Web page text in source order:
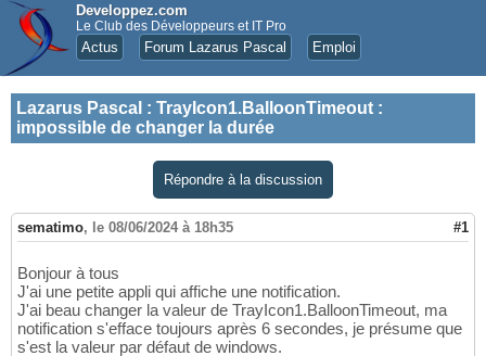
Developpez.com
Le Club des Développeurs et IT Pro
Actus Forum Lazarus Pascal Emploi
Lazarus Pascal : TrayIcon1.BalloonTimeout :
impossible de changer la durée
Répondre à la discussion
sematimo, le 08/06/2024 à 18h35 #1
Bonjour à tous
J'ai une petite appli qui affiche une notification.
J'ai beau changer la valeur de TrayIcon1.BalloonTimeout, ma
notification s'efface toujours après 6 secondes, je présume que
s'est la valeur par défaut de windows.